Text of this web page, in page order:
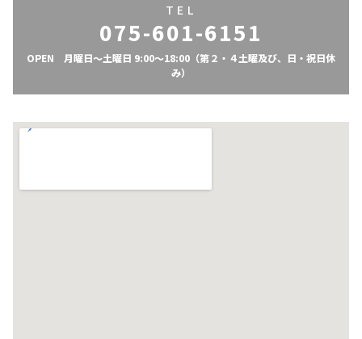
TEL
075-601-6151
OPEN 月曜日〜土曜日 9:00〜18:00（第２・４土曜及び、日・祝日休
み）